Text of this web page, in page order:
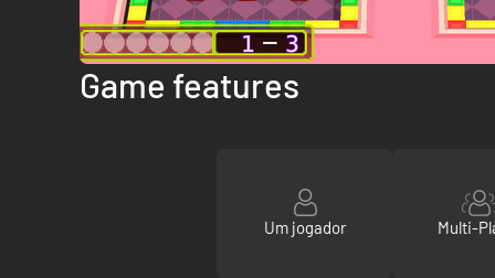
Game features
Um jogador Multi-